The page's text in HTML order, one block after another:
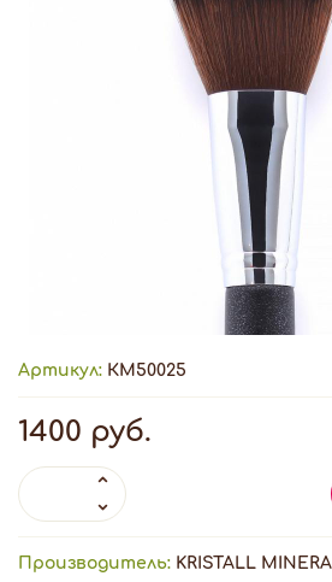
Артикул: КМ50025
1400 руб.
Производитель: KRISTALL